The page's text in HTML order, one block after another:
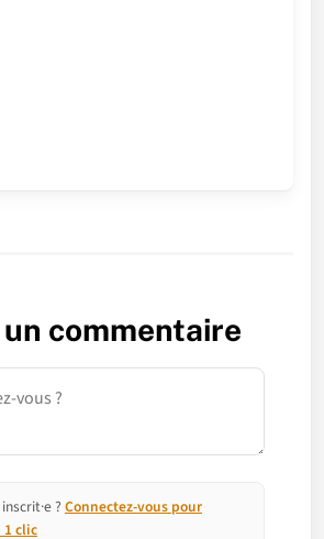
commentaire
? Connectez-vous pour
1 clic